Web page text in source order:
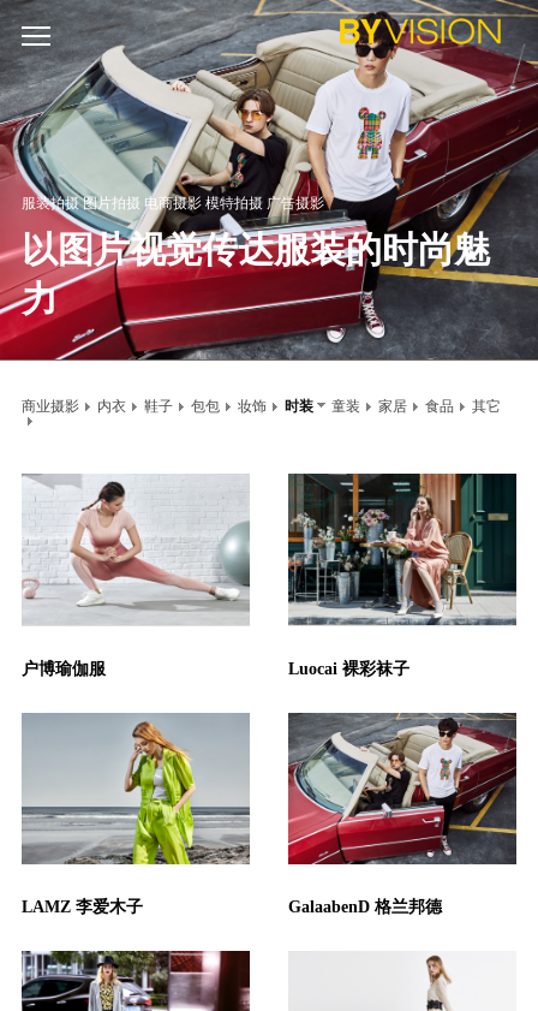
服装拍摄 图片拍摄 电商摄影 模特拍摄 广告摄影
以图片视觉传达服装的时尚魅
力
商业摄影 内衣 鞋子 包包 妆饰 时装 童装 家居 食品 其它
户博瑜伽服 Luocai 裸彩袜子
LAMZ 李爱木子 GalaabenD 格兰邦德